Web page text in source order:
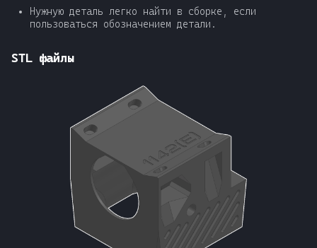
Нужную деталь легко найти в сборке, если
пользоваться обозначением детали.
STL файлы